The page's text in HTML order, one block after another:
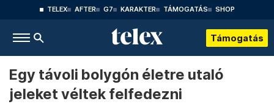
TELEX AFTER G7 KARAKTER TÁMOGATÁS SHOP
Támogatás
Egy távoli bolygón életre utaló
jeleket véltek felfedezni